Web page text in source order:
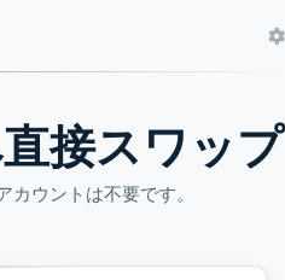
接スワップ
ウントは不要です。